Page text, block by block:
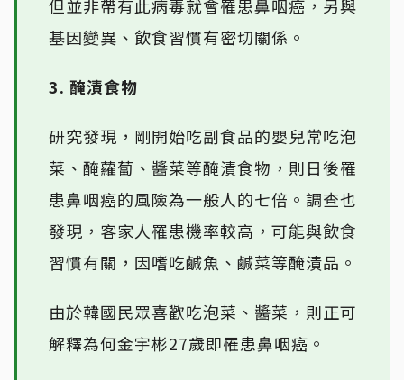
但並非帶有此病毒就會罹患鼻咽癌，另與
基因變異、飲食習慣有密切關係。
3. 醃漬食物
研究發現，剛開始吃副食品的嬰兒常吃泡
菜、醃蘿蔔、醬菜等醃漬食物，則日後罹
患鼻咽癌的風險為一般人的七倍。調查也
發現，客家人罹患機率較高，可能與飲食
習慣有關，因嗜吃鹹魚、鹹菜等醃漬品。
由於韓國民眾喜歡吃泡菜、醬菜，則正可
解釋為何金宇彬27歲即罹患鼻咽癌。